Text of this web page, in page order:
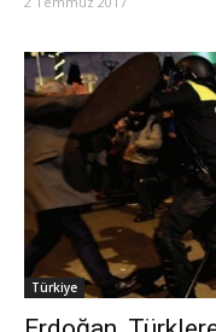
Türkiye